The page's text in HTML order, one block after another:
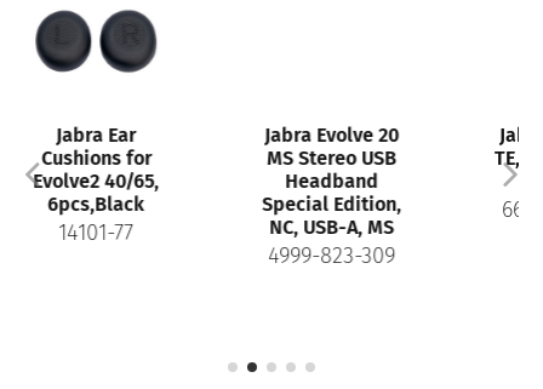
Jabra Evolve 20
MS Stereo USB
Headband
Special Edition,
NC, USB-A, MS
Jabra Evolve 65
TE, Link 390a UC
6699-839-409